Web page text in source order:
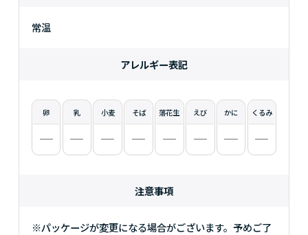
常温
アレルギー表記
卵 乳 小麦 そば 落花生 えび かに くるみ
注意事項
※パッケージが変更になる場合がございます。予めご了